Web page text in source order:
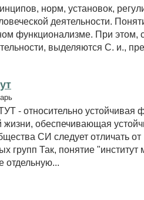
норм, установок,
деятельности.
функционализме. При этом,
выделяются С. и.,
относительно устойчивая
жизни, обеспечивающая
СИ следует отличать от
групп Так, понятие "институт